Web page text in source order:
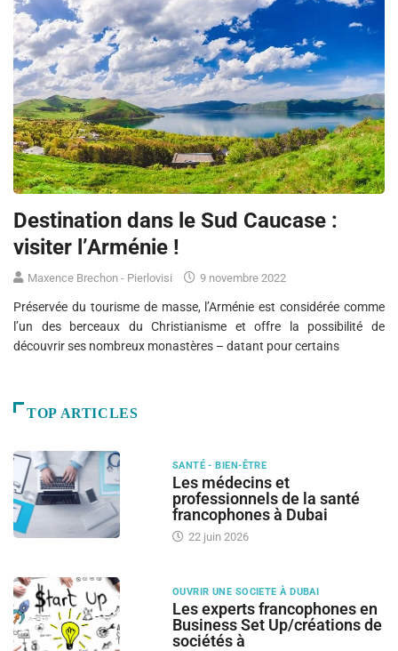
Destination dans le Sud Caucase :
visiter l’Arménie !
Maxence Brechon - Pierlovisi 9 novembre 2022
Préservée du tourisme de masse, l’Arménie est considérée comme
l’un des berceaux du Christianisme et offre la possibilité de
découvrir ses nombreux monastères – datant pour certains
TOP ARTICLES
SANTÉ - BIEN-ÊTRE
Les médecins et
professionnels de la santé
francophones à Dubai
22 juin 2026
OUVRIR UNE SOCIETE À DUBAI
Les experts francophones en
Business Set Up/créations de
sociétés à